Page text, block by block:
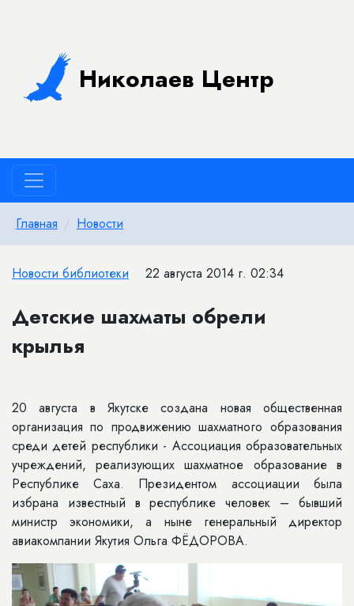
Николаев Центр
Главная Новости
Новости библиотеки 22 августа 2014 г. 02:34
Детские шахматы обрели
крылья
20 августа в Якутске создана новая общественная
организация по продвижению шахматного образования
среди детей республики - Ассоциация образовательных
учреждений, реализующих шахматное образование в
Республике Саха. Президентом ассоциации была
избрана известный в республике человек – бывший
министр экономики, а ныне генеральный директор
авиакомпании Якутия Ольга ФЁДОРОВА.